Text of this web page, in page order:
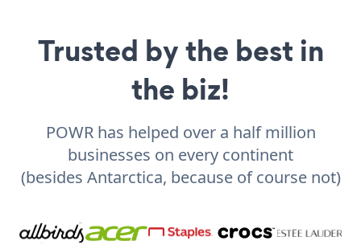
Trusted by the best in
the biz!
POWR has helped over a half million
businesses on every continent
(besides Antarctica, because of course not)